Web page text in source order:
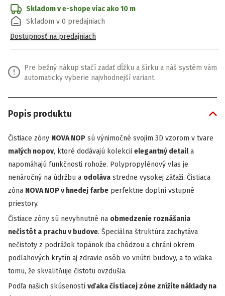
Skladom v e-shopeviac ako 10 m
Skladom v 0 predajniach
Dostupnosť na predajniach
Pre bežný nákup stačí zadať dĺžku a šírku a náš systém vám
automaticky vyberie najvhodnejší variant.
Popis produktu
Čistiace zóny NOVA NOP sú výnimočné svojim 3D vzorom v tvare
malých nopov, ktoré dodávajú kolekcii elegantný detaila
napomáhajú funkčnosti rohože. Polypropylénový vlas je
nenáročný na údržbu a odoláva stredne vysokej záťaži. Čistiaca
zóna NOVA NOP v hnedej farbe perfektne doplní vstupné
priestory.
Čistiace zóny sú nevyhnutné na obmedzenie roznášania
nečistôt a prachu v budove. Špeciálna štruktúra zachytáva
nečistoty z podrážok topánok iba chôdzou a chráni okrem
podlahových krytín aj zdravie osôb vo vnútri budovy, a to vďaka
tomu, že skvalitňuje čistotu ovzdušia.
Podľa našich skúseností vďaka čistiacej zóne znížite náklady na